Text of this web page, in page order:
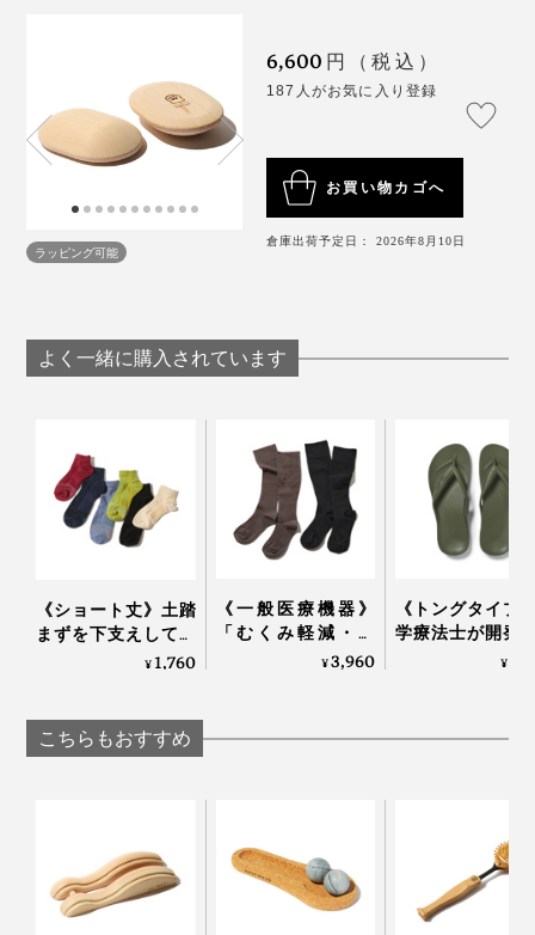
印」がありますが、これは？
「猫の肉球です。私もスタッフもみんな猫が好きで、全
員、猫を飼っていたり、飼った経験があるほど（笑）
ハダシでパッとのるだけでいいので、1日に2～3回、“ふ
みふみ”するようになったからでしょうか、ひと月もし
たら、左足の足裏の痛みを感じることが、ほとんどなく
なってきました。
なんといっても、気持ちがいいし、ちょうどいいリラッ
クス時間になるので、自然と“ふみふみ”習慣が続いてい
ラッピング可能
6,600 円（税込）
187人がお気に入り登録
お買い物カゴへ
倉庫出荷予定日： 2026年8月10日
よく一緒に購入されています
《ショート丈》土踏
まずを下支えして、
足底筋をサポートす
レッグ
¥1,760
《一般医療機器》
「むくみ軽減・快
適・おしゃれ」三拍
¥3,960
《トングタイプ
学療法士が開発
界600万人の足
¥
こちらもおすすめ